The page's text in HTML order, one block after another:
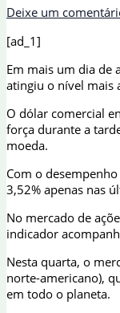
Deixe um
[ad_1]
Em mais um dia de
atingiu o nível mais
O dólar comercial
força durante a
moeda.
Com o
3,52% apenas nas
No mercado de
indicador
Nesta quarta, o
norte-americano),
em todo o planeta.